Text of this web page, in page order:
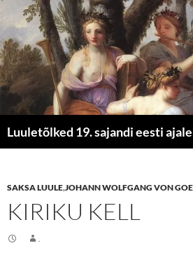
Luuletõlked 19. sajandi eesti
SAKSA LUULE,JOHANN WOLFGANG VON
KIRIKU KELL